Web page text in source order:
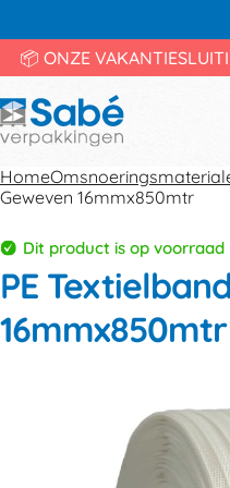
📦 ONZE
Home
Geweven 16mmx850mtr
Dit product is op voorraad
PE
16mmx850mtr